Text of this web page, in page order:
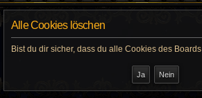
Alle Cookies löschen
Bist du dir sicher, dass du alle Cookies des